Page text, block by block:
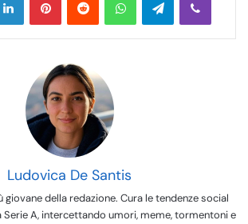
Ludovica De Santis
giovane della redazione. Cura le tendenze social
Serie A, intercettando umori, meme, tormentoni e